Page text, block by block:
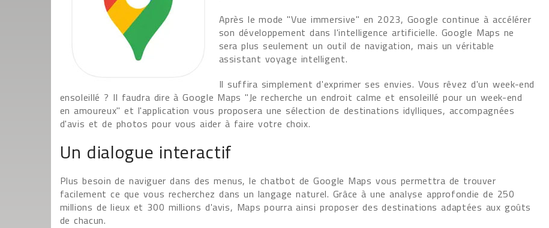
Après le mode "Vue immersive" en 2023, Google continue à accélérer
son développement dans l'intelligence artificielle. Google Maps ne
sera plus seulement un outil de navigation, mais un véritable
assistant voyage intelligent.
Il suffira simplement d'exprimer ses envies. Vous rêvez d'un week-end
ensoleillé ? Il faudra dire à Google Maps "Je recherche un endroit calme et ensoleillé pour un week-end
en amoureux" et l'application vous proposera une sélection de destinations idylliques, accompagnées
d'avis et de photos pour vous aider à faire votre choix.
Un dialogue interactif
Plus besoin de naviguer dans des menus, le chatbot de Google Maps vous permettra de trouver
facilement ce que vous recherchez dans un langage naturel. Grâce à une analyse approfondie de 250
millions de lieux et 300 millions d'avis, Maps pourra ainsi proposer des destinations adaptées aux goûts
de chacun.